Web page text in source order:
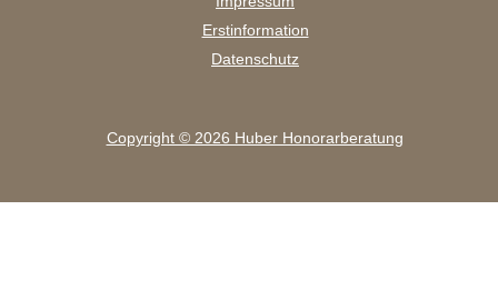
Erstinformation
Datenschutz
Copyright © 2026 Huber Honorarberatung